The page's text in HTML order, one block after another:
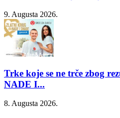
9. Augusta 2026.
Trke koje se ne trče zbog
NADE I...
8. Augusta 2026.